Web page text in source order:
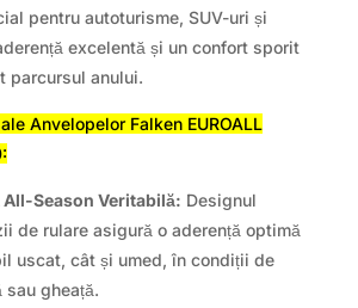
pentru autoturisme, SUV-uri și
excelentă și un confort sporit
parcursul anului.
Anvelopelor Falken EUROALL
Season Veritabilă: Designul
de rulare asigură o aderență optimă
uscat, cât și umed, în condiții de
sau gheață.